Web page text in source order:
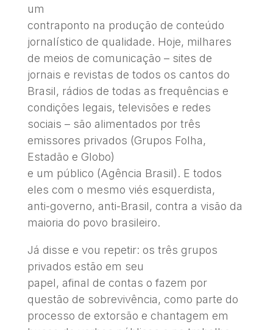
um
contraponto na produção de conteúdo
jornalístico de qualidade. Hoje, milhares
de meios de comunicação – sites de
jornais e revistas de todos os cantos do
Brasil, rádios de todas as frequências e
condições legais, televisões e redes
sociais – são alimentados por três
emissores privados (Grupos Folha,
Estadão e Globo)
e um público (Agência Brasil). E todos
eles com o mesmo viés esquerdista,
anti-governo, anti-Brasil, contra a visão da
maioria do povo brasileiro.
Já disse e vou repetir: os três grupos
privados estão em seu
papel, afinal de contas o fazem por
questão de sobrevivência, como parte do
processo de extorsão e chantagem em